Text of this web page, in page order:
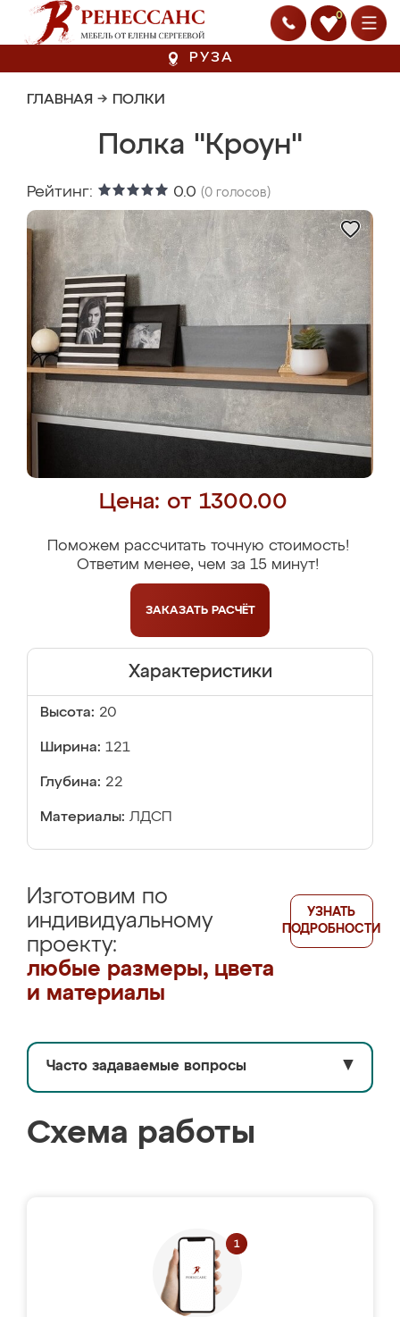
0
РУЗА
ГЛАВНАЯ → ПОЛКИ
Полка "Кроун"
Рейтинг: 0.0 (0 голосов)
Цена: от 1300.00
Поможем рассчитать точную стоимость!
Ответим менее, чем за 15 минут!
ЗАКАЗАТЬ РАСЧЁТ
Характеристики
Высота: 20
Ширина: 121
Глубина: 22
Материалы: ЛДСП
Изготовим по
индивидуальному
проекту:
любые размеры, цвета
и материалы
УЗНАТЬ
ПОДРОБНОСТИ
Часто задаваемые вопросы ▼
Схема работы